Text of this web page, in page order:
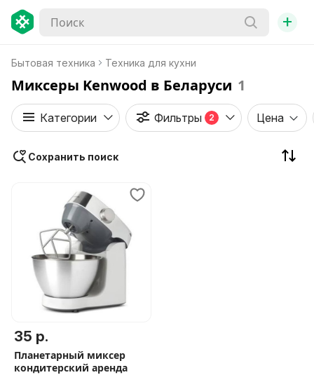
+
Бытовая техника Техника для кухни
Миксеры Kenwood в Беларуси 1
Категории Фильтры 2 Цена
Сохранить поиск
35 р.
Планетарный миксер
кондитерский аренда